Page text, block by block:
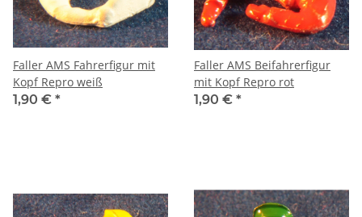
Faller AMS Fahrerfigur mit
Kopf Repro weiß
1,90 € *
Faller AMS Beifahrerfigur
mit Kopf Repro rot
1,90 € *